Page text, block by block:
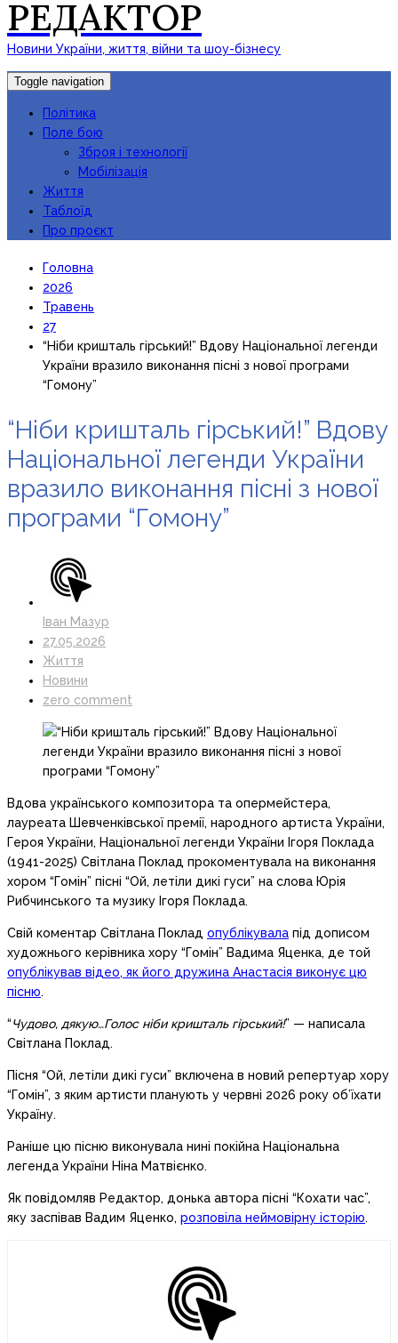
РЕДАКТОР
Новини України, життя, війни та шоу-бізнесу
Toggle navigation
Політика
Поле бою
Зброя і технології
Мобілізація
Життя
Таблоїд
Про проєкт
Головна
2026
Травень
27
“Ніби кришталь гірський!” Вдову Національної легенди
України вразило виконання пісні з нової програми
“Гомону”
“Ніби кришталь гірський!” Вдову
Національної легенди України
вразило виконання пісні з нової
програми “Гомону”
Іван Мазур
27.05.2026
Життя
Новини
zero comment
Вдова українського композитора та опермейстера,
лауреата Шевченківської премії, народного артиста України,
Героя України, Національної легенди України Ігоря Поклада
(1941-2025) Світлана Поклад прокоментувала на виконання
хором “Гомін” пісні “Ой, летіли дикі гуси” на слова Юрія
Рибчинського та музику Ігоря Поклада.
Свій коментар Світлана Поклад опублікувала під дописом
художнього керівника хору “Гомін” Вадима Яценка, де той
опублікував відео, як його дружина Анастасія виконує цю
пісню.
“Чудово, дякую…Голос ніби кришталь гірський!” — написала
Світлана Поклад.
Пісня “Ой, летіли дикі гуси” включена в новий репертуар хору
“Гомін”, з яким артисти планують у червні 2026 року об’їхати
Україну.
Раніше цю пісню виконувала нині покійна Національна
легенда України Ніна Матвієнко.
Як повідомляв Редактор, донька автора пісні “Кохати час”,
яку заспівав Вадим Яценко, розповіла неймовірну історію.